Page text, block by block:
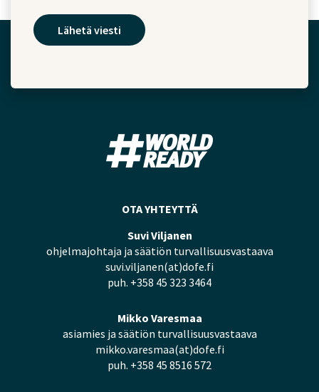
OTA YHTEYTTÄ
Suvi Viljanen
ohjelmajohtaja ja säätiön turvallisuusvastaava
suvi.viljanen(at)dofe.fi
puh. +358 45 323 3464
Mikko Varesmaa
asiamies ja säätiön turvallisuusvastaava
mikko.varesmaa(at)dofe.fi
puh. +358 45 8516 572